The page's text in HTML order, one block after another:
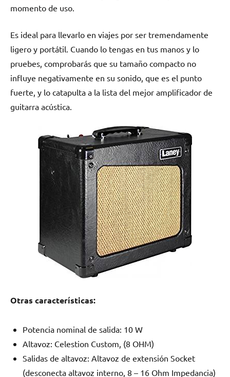
momento de uso.
Es ideal para llevarlo en viajes por ser tremendamente
ligero y portátil. Cuando lo tengas en tus manos y lo
pruebes, comprobarás que su tamaño compacto no
influye negativamente en su sonido, que es el punto
fuerte, y lo catapulta a la lista del mejor amplificador de
guitarra acústica.
Otras características:
Potencia nominal de salida: 10 W
Altavoz: Celestion Custom, (8 OHM)
Salidas de altavoz: Altavoz de extensión Socket
(desconecta altavoz interno, 8 – 16 Ohm Impedancia)